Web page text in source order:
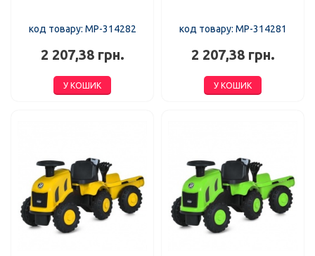
код товару: MP-314282
2 207,38 грн.
У КОШИК
код товару: MP-314281
2 207,38 грн.
У КОШИК